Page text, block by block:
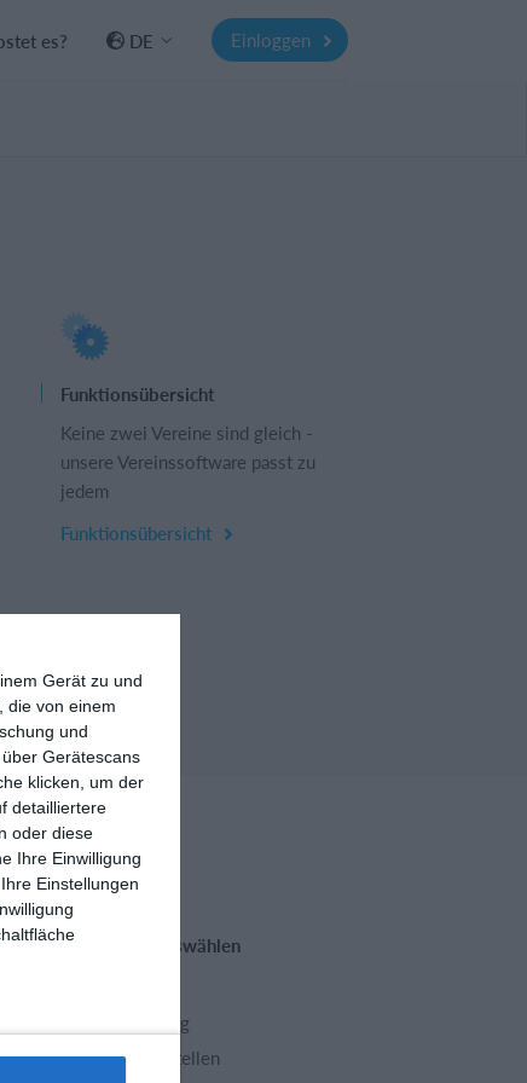
Gerät zu und
die von einem
und
Gerätescans
klicken, um der
detailliertere
oder diese
Ihre Einwilligung
Einstellungen
es? DE Einloggen
Funktionsübersicht
Keine zwei Vereine sind gleich -
unsere Vereinssoftware passt zu
jedem
Funktionsübersicht
Funktionen auswählen
Mitgliedsbeitrag
Homepage erstellen